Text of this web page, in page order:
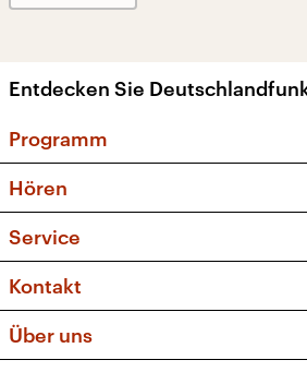
Entdecken Sie
Programm
Sendungen und Podcasts
Musikliste
Kakadu – Das
Hören
Frequenzen (UKW + DAB+)
Service
FAQ
Apps
Newsletter
Kontakt
Social Media
Über uns